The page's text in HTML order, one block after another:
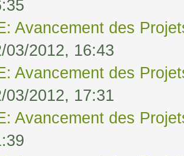
Avancement des
03/2012, 16:43
Avancement des
03/2012, 17:31
Avancement des